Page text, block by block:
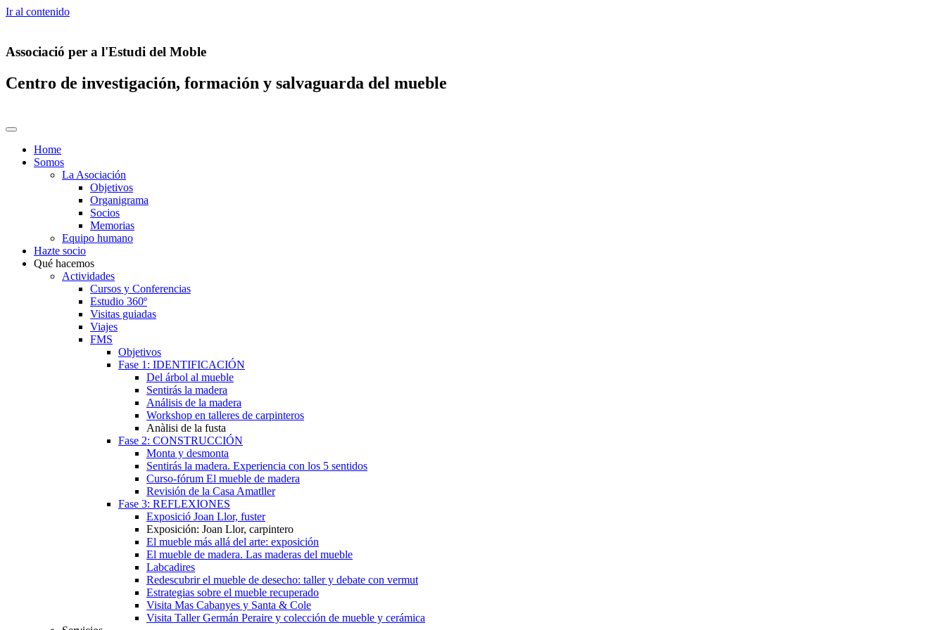
Ir al contenido
Associació per a l'Estudi del Moble
Centro de investigación, formación y salvaguarda del mueble
Home
Somos
La Asociación
Objetivos
Organigrama
Socios
Memorias
Equipo humano
Hazte socio
Qué hacemos
Actividades
Cursos y Conferencias
Estudio 360º
Visitas guiadas
Viajes
FMS
Objetivos
Fase 1: IDENTIFICACIÓN
Del árbol al mueble
Sentirás la madera
Análisis de la madera
Workshop en talleres de carpinteros
Anàlisi de la fusta
Fase 2: CONSTRUCCIÓN
Monta y desmonta
Sentirás la madera. Experiencia con los 5 sentidos
Curso-fórum El mueble de madera
Revisión de la Casa Amatller
Fase 3: REFLEXIONES
Exposició Joan Llor, fuster
Exposición: Joan Llor, carpintero
El mueble más allá del arte: exposición
El mueble de madera. Las maderas del mueble
Labcadires
Redescubrir el mueble de desecho: taller y debate con vermut
Estrategias sobre el mueble recuperado
Visita Mas Cabanyes y Santa & Cole
Visita Taller Germán Peraire y colección de mueble y cerámica